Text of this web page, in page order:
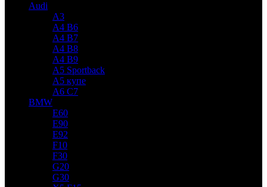
Audi
A3
A4 B6
A4 B7
A4 B8
A4 B9
A5 Sportback
A5 купе
A6 C7
BMW
E60
E90
E92
F10
F30
G20
G30